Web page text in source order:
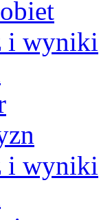
i wyniki
i wyniki